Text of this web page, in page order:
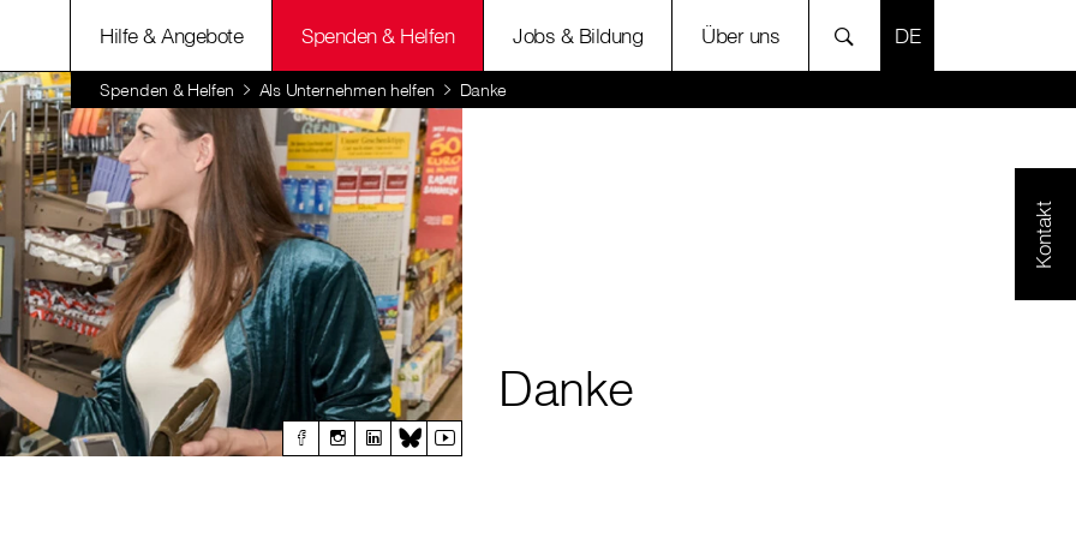
Hilfe & Angebote Spenden & Helfen Jobs & Bildung Über uns SPRACHE
Spenden & Helfen Als Unternehmen helfen Danke
Kontakt
Danke